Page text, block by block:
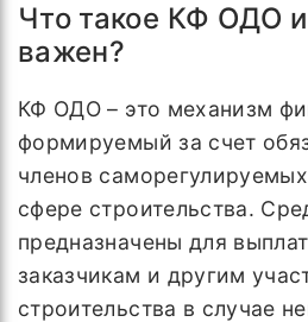
Что такое КФ ОДО
важен?
КФ ОДО – это механизм
формируемый за счет
членов
сфере строительства.
предназначены для
заказчикам и другим
строительства в случае